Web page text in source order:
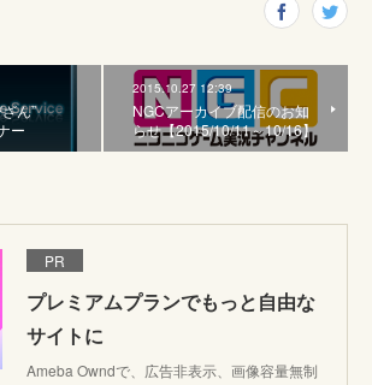
ん”
ー
2015.10.27 12:39
NGCアーカイブ配信のお知
らせ【2015/10/11～10/16】
PR
プレミアムプランでもっと自由な
サイトに
Ameba Owndで、広告非表示、画像容量無制